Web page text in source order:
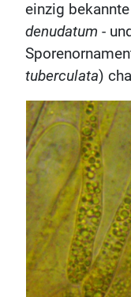
einzig
denudatum -
tuberculata)